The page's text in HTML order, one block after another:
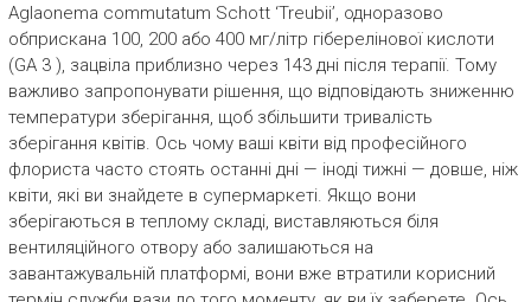
Aglaonema commutatum Schott ‘Treubii’, одноразово
обприскана 100, 200 або 400 мг/літр гіберелінової кислоти
(GA 3 ), зацвіла приблизно через 143 дні після терапії. Тому
важливо запропонувати рішення, що відповідають зниженню
температури зберігання, щоб збільшити тривалість
зберігання квітів. Ось чому ваші квіти від професійного
флориста часто стоять останні дні — іноді тижні — довше, ніж
квіти, які ви знайдете в супермаркеті. Якщо вони
зберігаються в теплому складі, виставляються біля
вентиляційного отвору або залишаються на
завантажувальній платформі, вони вже втратили корисний